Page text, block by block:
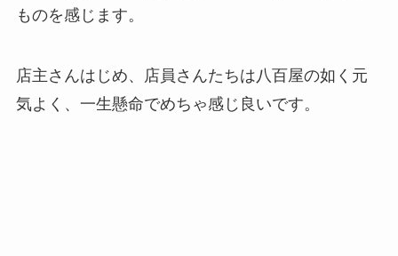
ものを感じます。
店主さんはじめ、店員さんたちは八百屋の如く元
気よく、一生懸命でめちゃ感じ良いです。